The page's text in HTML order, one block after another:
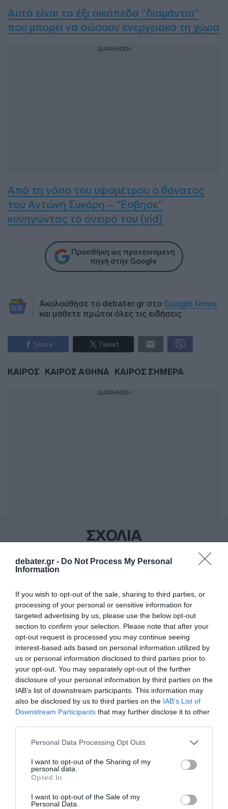
debater.gr - Do Not Process My Personal
Information
If you wish to opt-out of the sale, sharing to third parties, or
processing of your personal or sensitive information for
targeted advertising by us, please use the below opt-out
section to confirm your selection. Please note that after your
opt-out request is processed you may continue seeing
interest-based ads based on personal information utilized by
us or personal information disclosed to third parties prior to
your opt-out. You may separately opt-out of the further
disclosure of your personal information by third parties on the
IAB’s list of downstream participants. This information may
also be disclosed by us to third parties on the IAB’s List of
Downstream Participants that may further disclose it to other
Please note that this website/app uses one or more Google
not limited to your visit or usage behaviour. You may click to
grant or deny consent to Google and its third-party tags to
use your data for below specified purposes in below Google
consent section.
Personal Data Processing Opt Outs
I want to opt-out of the Sharing of my
personal data.
Opted In
I want to opt-out of the Sale of my
Personal Data.
Αυτά είναι τα έξι οικόπεδα “διαμάντια”
που μπορεί να σώσουν ενεργειακά τη χώρα
ΔΙΑΦΗΜΙΣΗ
Από τη νόσο του υψομέτρου ο θάνατος
του Αντώνη Συκάρη – “Έσβησε”
κυνηγώντας το όνειρό του (vid)
Προσθήκη ως προτεινόμενη
πηγή στην Google
Ακολούθησε το debater.gr στο Google News
και μάθετε πρώτοι όλες τις ειδήσεις
Share Tweet
ΚΑΙΡΟΣ ΚΑΙΡΟΣ ΑΘΗΝΑ ΚΑΙΡΟΣ ΣΗΜΕΡΑ
ΔΙΑΦΗΜΙΣΗ
ΣΧΟΛΙΑ